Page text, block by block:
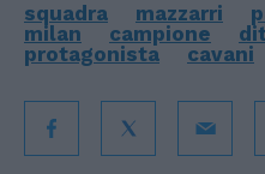
squadra mazzarri
milan
campione
protagonista
cavani